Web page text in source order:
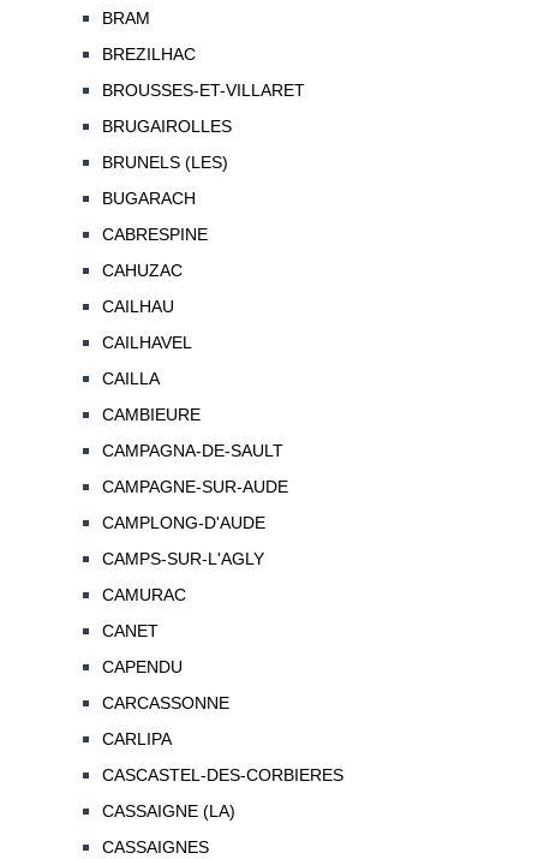
BRAM
BREZILHAC
BROUSSES-ET-VILLARET
BRUGAIROLLES
BRUNELS (LES)
BUGARACH
CABRESPINE
CAHUZAC
CAILHAU
CAILHAVEL
CAILLA
CAMBIEURE
CAMPAGNA-DE-SAULT
CAMPAGNE-SUR-AUDE
CAMPLONG-D'AUDE
CAMPS-SUR-L'AGLY
CAMURAC
CANET
CAPENDU
CARCASSONNE
CARLIPA
CASCASTEL-DES-CORBIERES
CASSAIGNE (LA)
CASSAIGNES